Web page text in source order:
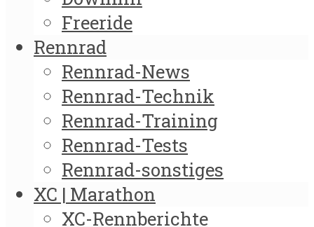
Freeride
Rennrad
Rennrad-News
Rennrad-Technik
Rennrad-Training
Rennrad-Tests
Rennrad-sonstiges
XC | Marathon
XC-Rennberichte